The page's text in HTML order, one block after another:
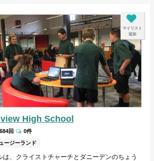
マイリスト
追加
High School
ージーランド
回 0件
は、クライストチャーチとダニーデンのちょう